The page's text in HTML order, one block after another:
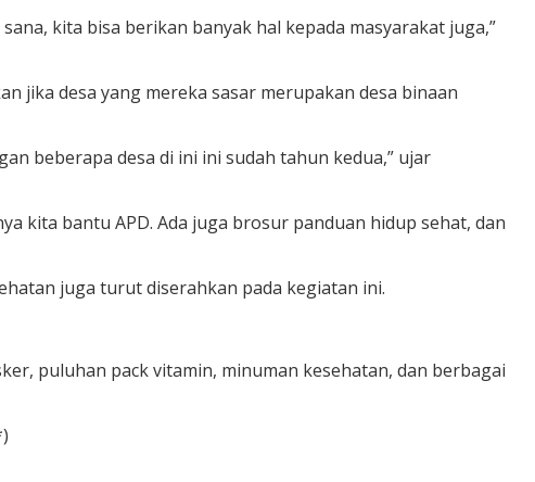
kita bisa berikan banyak hal kepada masyarakat juga,”
jika desa yang mereka sasar merupakan desa binaan
beberapa desa di ini ini sudah tahun kedua,” ujar
kita bantu APD. Ada juga brosur panduan hidup sehat, dan
juga turut diserahkan pada kegiatan ini.
puluhan pack vitamin, minuman kesehatan, dan berbagai